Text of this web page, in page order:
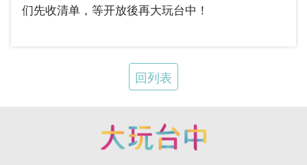
们先收清单，等开放後再大玩台中！
回列表